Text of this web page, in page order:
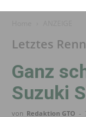
Letztes
Ganz
Suzuki
von Redaktion GTO -